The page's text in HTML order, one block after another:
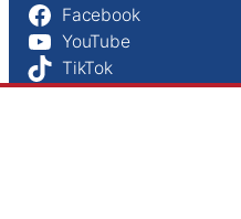
Facebook
YouTube
TikTok